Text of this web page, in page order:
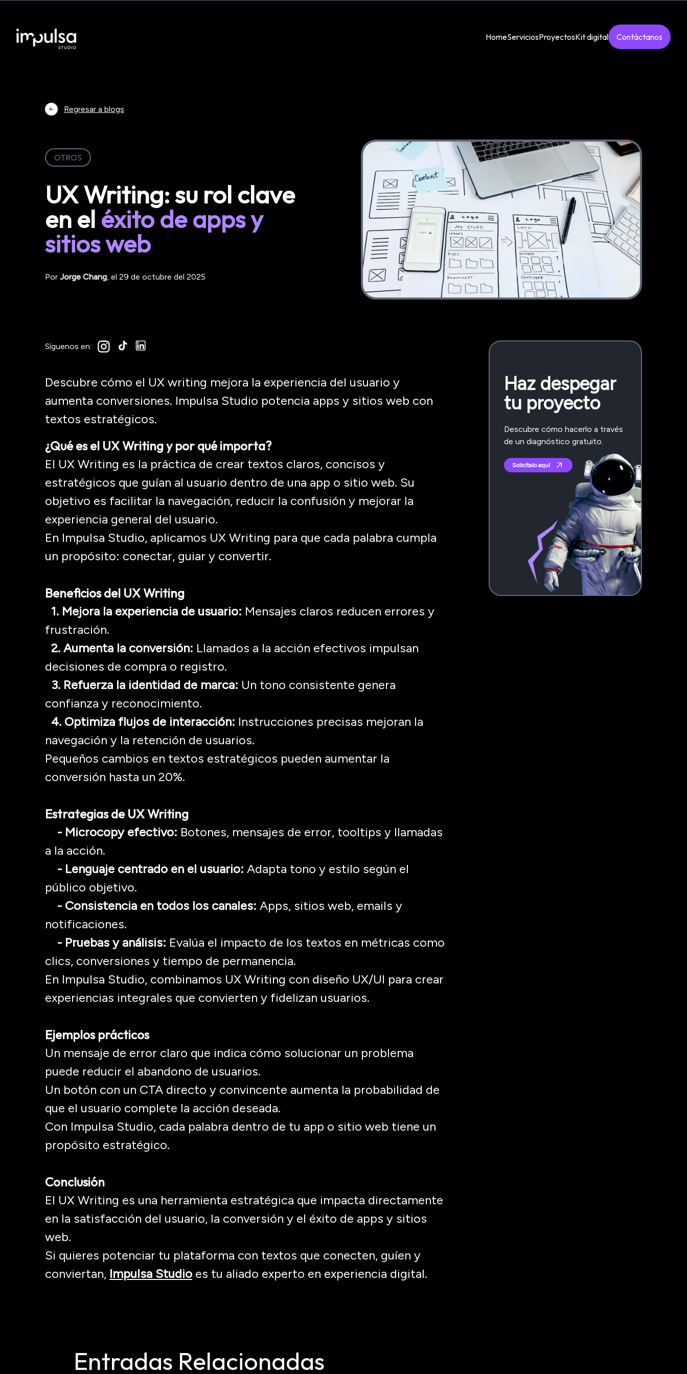
HomeServiciosProyectosKit digital Contáctanos
Regresar a blogs
OTROS
UX Writing: su rol clave
en el éxito de apps y
sitios web
Por Jorge Chang, el 29 de octubre del 2025
Síguenos en:
Descubre cómo el UX writing mejora la experiencia del usuario y
aumenta conversiones. Impulsa Studio potencia apps y sitios web con
textos estratégicos.
¿Qué es el UXWritingy por qué importa?
El UX Writing es la práctica de crear textos claros, concisos y
estratégicos que guían al usuario dentro de una app o sitio web. Su
objetivo es facilitar la navegación, reducir la confusión y mejorar la
experiencia general del usuario.
En Impulsa Studio, aplicamos UX Writing para que cada palabra cumpla
un propósito: conectar, guiar y convertir.
Beneficios del UXWriting
1. Mejora la experiencia de usuario: Mensajes claros reducen errores y
frustración.
2. Aumenta la conversión: Llamados a la acción efectivos impulsan
decisiones de compra o registro.
3. Refuerza la identidad de marca: Un tono consistente genera
confianza y reconocimiento.
4. Optimiza flujos de interacción: Instrucciones precisas mejoran la
navegación y la retención de usuarios.
Pequeños cambios en textos estratégicos pueden aumentar la
conversión hasta un 20%.
Estrategias de UXWriting
- Microcopyefectivo: Botones, mensajes de error, tooltips y llamadas
a la acción.
- Lenguaje centrado en el usuario: Adapta tono y estilo según el
público objetivo.
- Consistencia en todos los canales: Apps, sitios web, emails y
notificaciones.
- Pruebas y análisis: Evalúa el impacto de los textos en métricas como
clics, conversiones y tiempo de permanencia.
En Impulsa Studio, combinamos UX Writing con diseño UX/UI para crear
experiencias integrales que convierten y fidelizan usuarios.
Ejemplos prácticos
Un mensaje de error claro que indica cómo solucionar un problema
puede reducir el abandono de usuarios.
Un botón con un CTA directo y convincente aumenta la probabilidad de
que el usuario complete la acción deseada.
Con Impulsa Studio, cada palabra dentro de tu app o sitio web tiene un
propósito estratégico.
Conclusión
El UX Writing es una herramienta estratégica que impacta directamente
en la satisfacción del usuario, la conversión y el éxito de apps y sitios
web.
Si quieres potenciar tu plataforma con textos que conecten, guíen y
conviertan, Impulsa Studio es tu aliado experto en experiencia digital.
Haz despegar
tu proyecto
Descubre cómo hacerlo a través
de un diagnóstico gratuito.
Solicítalo aquí
Entradas Relacionadas